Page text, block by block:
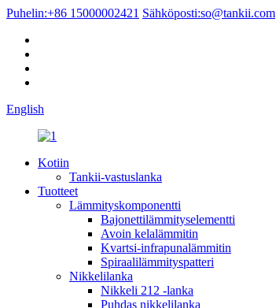
Puhelin:+86 15000002421 Sähköposti:so@tankii.com
English
Kotiin
Tankii-vastuslanka
Tuotteet
Lämmityskomponentti
Bajonettilämmityselementti
Avoin kelalämmitin
Kvartsi-infrapunalämmitin
Spiraalilämmityspatteri
Nikkelilanka
Nikkeli 212 -lanka
Puhdas nikkelilanka